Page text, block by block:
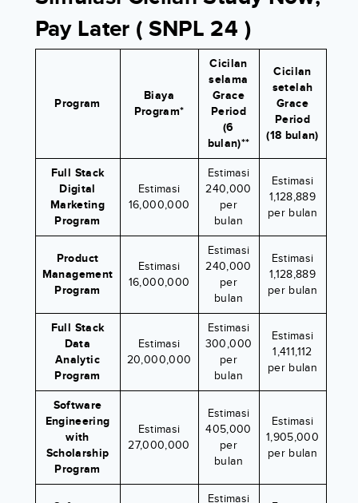
Pay Later ( SNPL 24 )
Program
Biaya
Program*
Cicilan
selama
Grace
Period
(6
bulan)**
Cicilan
setelah
Grace
Period
(18 bulan)
Full Stack
Digital
Marketing
Program
Estimasi
16,000,000
Estimasi
240,000
per
bulan
Estimasi
1,128,889
per bulan
Product
Management
Program
Estimasi
16,000,000
Estimasi
240,000
per
bulan
Estimasi
1,128,889
per bulan
Full Stack
Data
Analytic
Program
Estimasi
20,000,000
Estimasi
300,000
per
bulan
Estimasi
1,411,112
per bulan
Software
Engineering
with
Scholarship
Program
Estimasi
27,000,000
Estimasi
405,000
per
bulan
Estimasi
1,905,000
per bulan
Estimasi